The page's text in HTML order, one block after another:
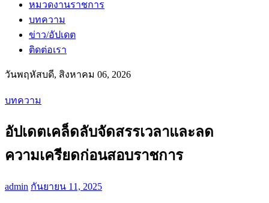
หมวดงานราชการ
บทความ
ข่าว/อัปเดต
ติดต่อเรา
วันพฤหัสบดี, สิงหาคม 06, 2026
บทความ
อัปเดตเคล็ดลับจัดสรรเวลาและลด
ความเครียดก่อนสอบราชการ
admin กันยายน 11, 2025